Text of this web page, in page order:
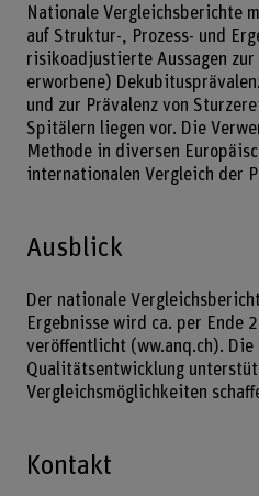
Nationale Vergleichsberichte
auf Struktur-, Prozess- und
risikoadjustierte Aussagen zur
erworbene)
und zur Prävalenz von
Spitälern liegen vor. Die
Methode in diversen
internationalen Vergleich der
Ausblick
Der nationale
Ergebnisse wird ca. per Ende
veröffentlicht (ww.anq.ch). Die
Qualitätsentwicklung
Vergleichsmöglichkeiten
Kontakt